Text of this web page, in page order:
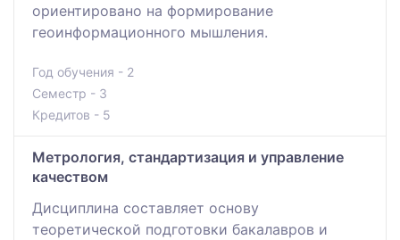
ориентировано на формирование
геоинформационного мышления.
Год обучения - 2
Семестр - 3
Кредитов - 5
Метрология, стандартизация и управление
качеством
Дисциплина составляет основу
теоретической подготовки бакалавров и